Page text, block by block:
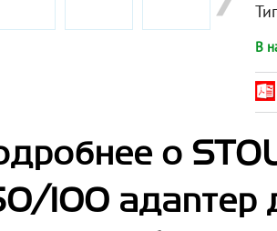
В
о
100 адаптер